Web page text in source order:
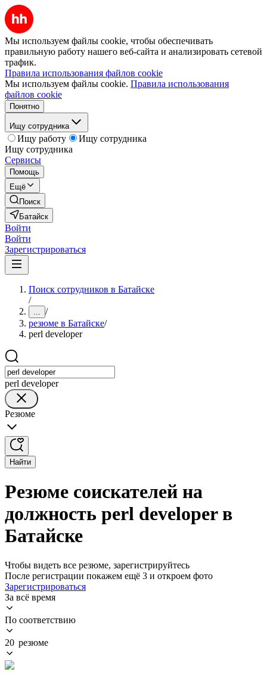
Мы используем файлы cookie, чтобы обеспечивать
правильную работу нашего веб-сайта и анализировать сетевой
трафик.
Правила использования файлов cookie
Мы используем файлы cookie. Правила использования
файлов cookie
Понятно
Ищу сотрудника
Ищу работу
Ищу сотрудника
Ищу сотрудника
Сервисы
Помощь
Ещё
Поиск
Батайск
Войти
Войти
Зарегистрироваться
Поиск сотрудников в Батайске
/
... /
резюме в Батайске/
perl developer
perl developer
Резюме
Найти
Резюме соискателей на
должность perl developer в
Батайске
Чтобы видеть все резюме, зарегистрируйтесь
После регистрации покажем ещё 3 и откроем фото
Зарегистрироваться
За всё время
По соответствию
20 резюме